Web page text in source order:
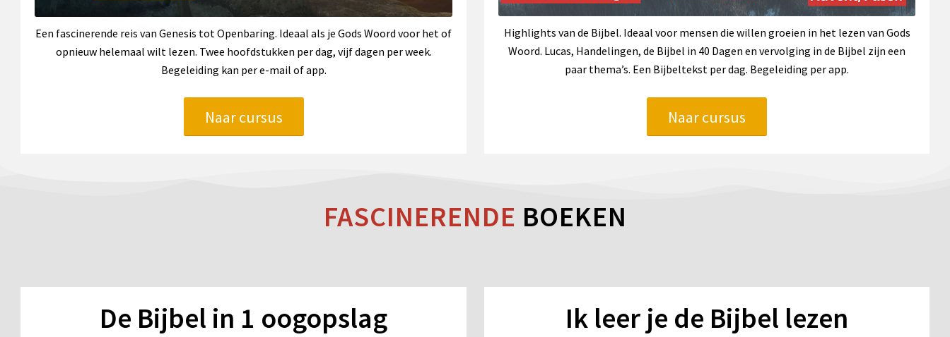
Een fascinerende reis van Genesis tot Openbaring. Ideaal als je Gods Woord voor het of
opnieuw helemaal wilt lezen. Twee hoofdstukken per dag, vijf dagen per week.
Begeleiding kan per e-mail of app.
Naar cursus
Highlights van de Bijbel. Ideaal voor mensen die willen groeien in het lezen van Gods
Woord. Lucas, Handelingen, de Bijbel in 40 Dagen en vervolging in de Bijbel zijn een
paar thema’s. Een Bijbeltekst per dag. Begeleiding per app.
Naar cursus
FASCINERENDE BOEKEN
De Bijbel in 1 oogopslag Ik leer je de Bijbel lezen